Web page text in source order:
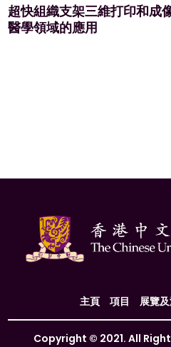
超快組織支架三維打印和成
醫學領域的應用
主頁 項目 展覽
Copyright © 2021. All